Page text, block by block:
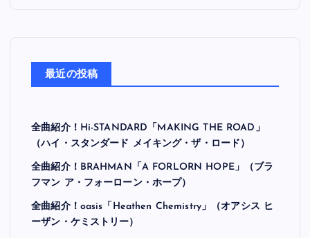
最近の投稿
全曲紹介！Hi-STANDARD「MAKING THE ROAD」
（ハイ・スタンダード メイキング・ザ・ロード）
全曲紹介！BRAHMAN「A FORLORN HOPE」（ブラ
フマン ア・フォーローン・ホープ）
全曲紹介！oasis「Heathen Chemistry」（オアシス ヒ
ーザン・ケミストリー）